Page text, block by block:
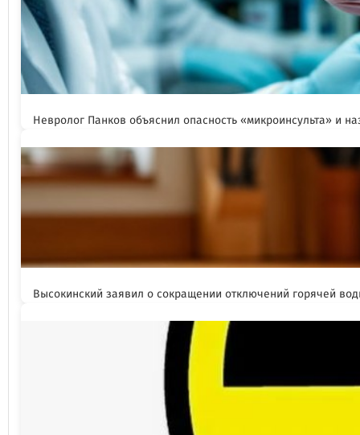
Невролог Панков объяснил опасность «микроинсульта» и
Высокинский заявил о сокращении отключений горячей